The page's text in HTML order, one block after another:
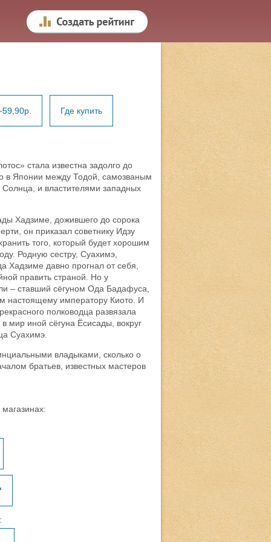
Где купить
стала известна задолго до
в Японии между Тодой, самозваным
и властителями западных
Хадзиме, дожившего до сорока
он приказал советнику Идзу
того, который будет хорошим
Родную сестру, Суахимэ,
Хадзиме давно прогнал от себя,
править страной. Но у
– ставший сёгуном Ода Бадафуса,
настоящему императору Киото. И
полководца развязала
мир иной сёгуна Ёсисады, вокруг
Суахимэ.
владыками, сколько о
братьев, известных мастеров
магазинах: